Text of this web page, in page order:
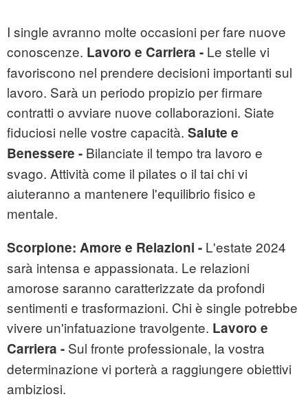
I single avranno molte occasioni per fare nuove
conoscenze. Lavoro e Carriera - Le stelle vi
favoriscono nel prendere decisioni importanti sul
lavoro. Sarà un periodo propizio per firmare
contratti o avviare nuove collaborazioni. Siate
fiduciosi nelle vostre capacità. Salute e
Benessere - Bilanciate il tempo tra lavoro e
svago. Attività come il pilates o il tai chi vi
aiuteranno a mantenere l'equilibrio fisico e
mentale.
Scorpione: Amore e Relazioni - L'estate 2024
sarà intensa e appassionata. Le relazioni
amorose saranno caratterizzate da profondi
sentimenti e trasformazioni. Chi è single potrebbe
vivere un'infatuazione travolgente. Lavoro e
Carriera - Sul fronte professionale, la vostra
determinazione vi porterà a raggiungere obiettivi
ambiziosi.